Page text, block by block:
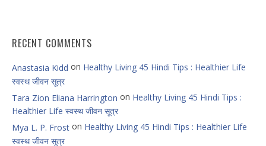
RECENT COMMENTS
Anastasia Kidd on Healthy Living 45 Hindi Tips : Healthier Life
स्वस्थ जीवन सूत्र
Tara Zion Eliana Harrington on Healthy Living 45 Hindi Tips :
Healthier Life स्वस्थ जीवन सूत्र
Mya L. P. Frost on Healthy Living 45 Hindi Tips : Healthier Life
स्वस्थ जीवन सूत्र